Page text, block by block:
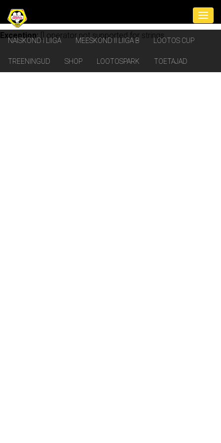
NAISKOND I LIIGA MEESKOND II LIIGA B LOOTOS CUP
TREENINGUD SHOP LOOTOSPARK TOETAJAD
Exception:[] operator not supported for strings